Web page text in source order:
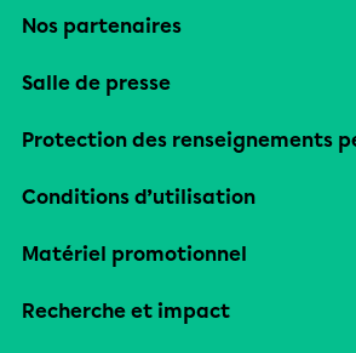
Nos partenaires
Salle de presse
Protection des renseignements
Conditions d’utilisation
Matériel promotionnel
Recherche et impact